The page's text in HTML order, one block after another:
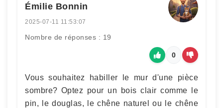
Émilie Bonnin
2025-07-11 11:53:07
Nombre de réponses : 19
0
Vous souhaitez habiller le mur d'une pièce
sombre? Optez pour un bois clair comme le
pin, le douglas, le chêne naturel ou le chêne